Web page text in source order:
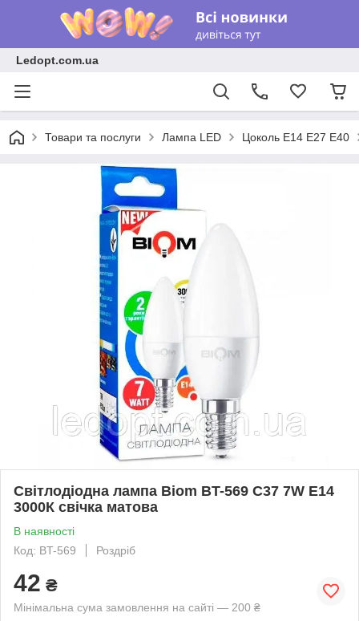
Ledopt.com.ua
Товари та послуги Лампа LED Цоколь E14 E27 Е40
Світлодіодна лампа Biom BT-569 C37 7W E14
3000К свічка матова
В наявності
Код: BT-569
Роздріб
42 ₴
Мінімальна сума замовлення на сайті — 200 ₴